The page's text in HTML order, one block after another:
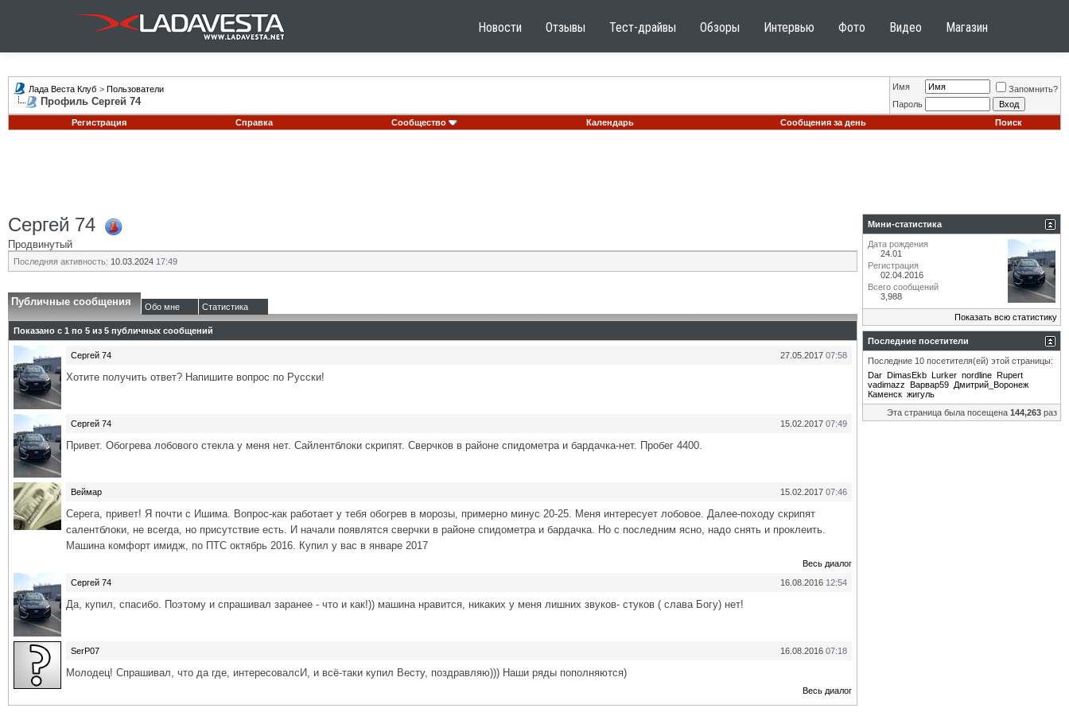
Новости Отзывы Тест-драйвы Обзоры Интервью Фото Видео Магазин
Лада Веста Клуб > Пользователи
Профиль Сергей 74
Имя
Запомнить?
Пароль
Регистрация
Справка Сообщество Календарь Сообщения за день Поиск
Сергей 74
Продвинутый
Последняя активность: 10.03.2024 17:49
Публичные сообщения Обо мне Статистика
Показано с 1 по 5 из 5 публичных сообщений
27.05.2017 07:58
Сергей 74
Хотите получить ответ? Напишите вопрос по Русски!
15.02.2017 07:49
Сергей 74
Привет. Обогрева лобового стекла у меня нет. Сайлентблоки скрипят. Сверчков в районе спидометра и бардачка-нет. Пробег 4400.
15.02.2017 07:46
Веймар
Серега, привет! Я почти с Ишима. Вопрос-как работает у тебя обогрев в морозы, примерно минус 20-25. Меня интересует лобовое. Далее-походу скрипят
салентблоки, не всегда, но присутствие есть. И начали появлятся сверчки в районе спидометра и бардачка. Но с последним ясно, надо снять и проклеить.
Машина комфорт имидж, по ПТС октябрь 2016. Купил у вас в январе 2017
Весь диалог
16.08.2016 12:54
Сергей 74
Да, купил, спасибо. Поэтому и спрашивал заранее - что и как!)) машина нравится, никаких у меня лишних звуков- стуков ( слава Богу) нет!
16.08.2016 07:18
SerP07
Молодец! Спрашивал, что да где, интересовалсИ, и всё-таки купил Весту, поздравляю))) Наши ряды пополняются)
Весь диалог
Мини-статистика
Дата рождения
24.01
Регистрация
02.04.2016
Всего сообщений
3,988
Показать всю статистику
Последние посетители
Последние 10 посетителя(ей) этой страницы:
Dar DimasEkb Lurker nordline Rupert
vadimazz Варвар59 Дмитрий_Воронеж
Каменск жигуль
Эта страница была посещена 144,263 раз